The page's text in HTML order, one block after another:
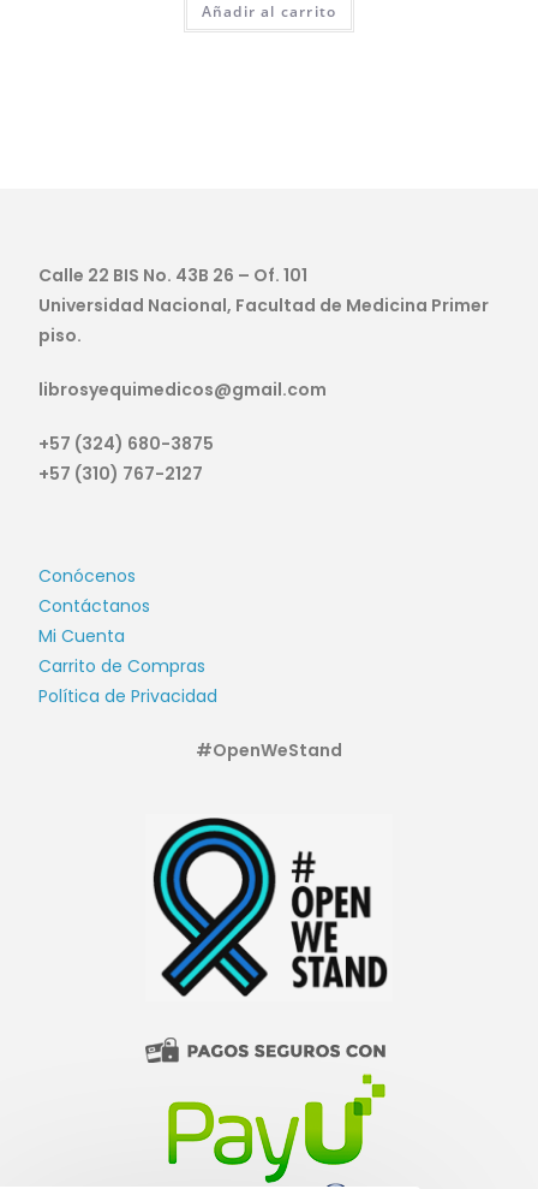
Añadir al carrito
Calle 22 BIS No. 43B 26 – Of. 101
Universidad Nacional, Facultad de Medicina Primer
piso.
librosyequimedicos@gmail.com
+57 (324) 680-3875
+57 (310) 767-2127
Conócenos
Contáctanos
Mi Cuenta
Carrito de Compras
Política de Privacidad
#OpenWeStand